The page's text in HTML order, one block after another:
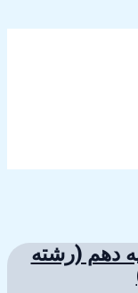
دهم (رشته